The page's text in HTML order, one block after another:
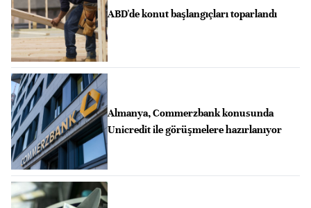
ABD'de konut başlangıçları toparlandı
Almanya, Commerzbank konusunda
Unicredit ile görüşmelere hazırlanıyor